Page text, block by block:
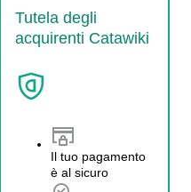
Tutela degli
acquirenti Catawiki
Il tuo pagamento
è al sicuro